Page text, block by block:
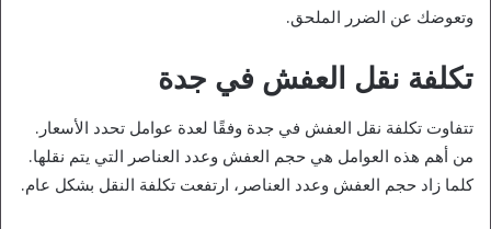
وتعوضك عن الضرر الملحق.
تكلفة نقل العفش في جدة
تتفاوت تكلفة نقل العفش في جدة وفقًا لعدة عوامل تحدد الأسعار.
من أهم هذه العوامل هي حجم العفش وعدد العناصر التي يتم نقلها.
كلما زاد حجم العفش وعدد العناصر، ارتفعت تكلفة النقل بشكل عام.